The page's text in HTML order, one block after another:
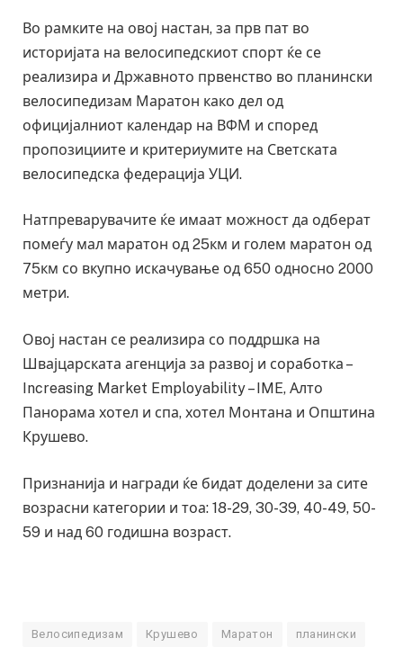
Во рамките на овој настан, за прв пат во
историјата на велосипедскиот спорт ќе се
реализира и Државното првенство во планински
велосипедизам Маратон како дел од
официјалниот календар на ВФМ и според
пропозициите и критериумите на Светската
велосипедска федерација УЦИ.
Натпреварувачите ќе имаат можност да одберат
помеѓу мал маратон од 25км и голем маратон од
75км со вкупно искачување од 650 односно 2000
метри.
Овој настан се реализира со поддршка на
Швајцарската агенција за развој и соработка –
Increasing Market Employability – IME, Алто
Панорама хотел и спа, хотел Монтана и Општина
Крушево.
Признанија и награди ќе бидат доделени за сите
возрасни категории и тоа: 18-29, 30-39, 40-49, 50-
59 и над 60 годишна возраст.
Велосипедизам Крушево Маратон планински